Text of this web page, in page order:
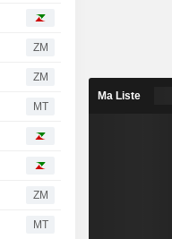
ZM
ZM
MT
ZM
MT
Ma Liste